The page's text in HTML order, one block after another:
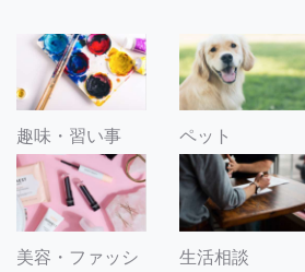
趣味・習い事 ペット
美容・ファッシ
生活相談